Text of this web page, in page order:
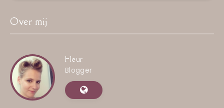
Over mij
Fleur
Blogger